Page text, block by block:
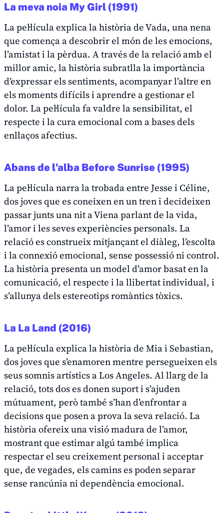
La meva noia My Girl (1991)
La pel·lícula explica la història de Vada, una nena
que comença a descobrir el món de les emocions,
l’amistat i la pèrdua. A través de la relació amb el
millor amic, la història subratlla la importància
d’expressar els sentiments, acompanyar l’altre en
els moments difícils i aprendre a gestionar el
dolor. La pel·lícula fa valdre la sensibilitat, el
respecte i la cura emocional com a bases dels
enllaços afectius.
Abans de l’alba Before Sunrise (1995)
La pel·lícula narra la trobada entre Jesse i Céline,
dos joves que es coneixen en un tren i decideixen
passar junts una nit a Viena parlant de la vida,
l’amor i les seves experiències personals. La
relació es construeix mitjançant el diàleg, l’escolta
i la connexió emocional, sense possessió ni control.
La història presenta un model d’amor basat en la
comunicació, el respecte i la llibertat individual, i
s’allunya dels estereotips romàntics tòxics.
La La Land (2016)
La pel·lícula explica la història de Mia i Sebastian,
dos joves que s’enamoren mentre persegueixen els
seus somnis artístics a Los Angeles. Al llarg de la
relació, tots dos es donen suport i s’ajuden
mútuament, però també s’han d’enfrontar a
decisions que posen a prova la seva relació. La
història ofereix una visió madura de l’amor,
mostrant que estimar algú també implica
respectar el seu creixement personal i acceptar
que, de vegades, els camins es poden separar
sense rancúnia ni dependència emocional.